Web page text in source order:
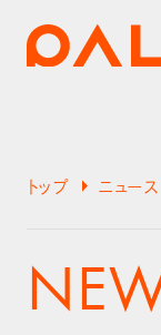
トップ arrow_right ニュース